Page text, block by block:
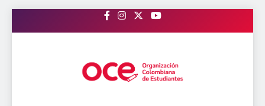
al